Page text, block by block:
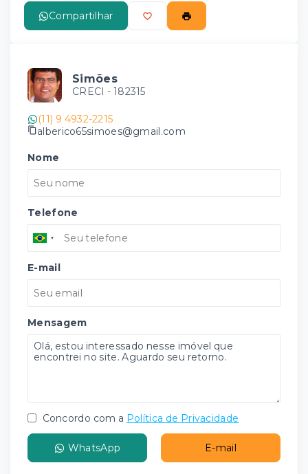
Compartilhar
Simões
CRECI - 182315
(11) 9 4932-2215
alberico65simoes@gmail.com
Nome
Telefone
E-mail
Mensagem
Concordo com a Política de Privacidade
WhatsApp E-mail